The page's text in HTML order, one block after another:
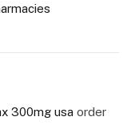
300mg usa order